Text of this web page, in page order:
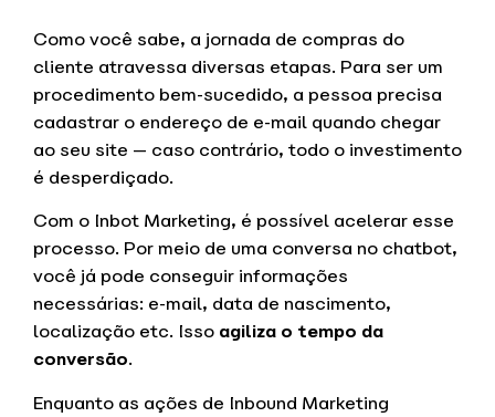
Como você sabe, a jornada de compras do
cliente atravessa diversas etapas. Para ser um
procedimento bem-sucedido, a pessoa precisa
cadastrar o endereço de e-mail quando chegar
ao seu site — caso contrário, todo o investimento
é desperdiçado.
Com o Inbot Marketing, é possível acelerar esse
processo. Por meio de uma conversa no chatbot,
você já pode conseguir informações
necessárias: e-mail, data de nascimento,
localização etc. Isso agiliza o tempo da
conversão.
Enquanto as ações de Inbound Marketing